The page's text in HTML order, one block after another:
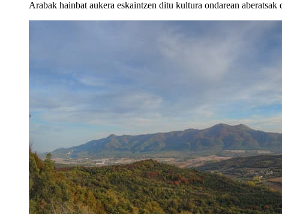
Arabak hainbat aukera eskaintzen ditu kultura ondarean